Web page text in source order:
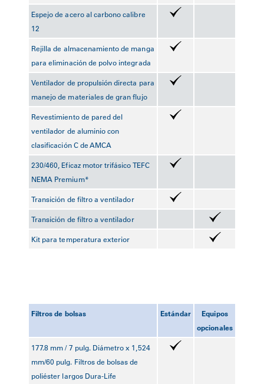
Espejo de acero al carbono calibre
12
Rejilla de almacenamiento de manga
para eliminación de polvo integrada
Ventilador de propulsión directa para
manejo de materiales de gran flujo
Revestimiento de pared del
ventilador de aluminio con
clasificación C de AMCA
230/460, Eficaz motor trifásico TEFC
NEMA Premium*
Transición de filtro a ventilador
Transición de filtro a ventilador
Kit para temperatura exterior
Filtros de bolsas Estándar
Equipos
opcionales
177.8 mm / 7 pulg. Diámetro x 1,524
mm/60 pulg. Filtros de bolsas de
poliéster largos Dura-Life